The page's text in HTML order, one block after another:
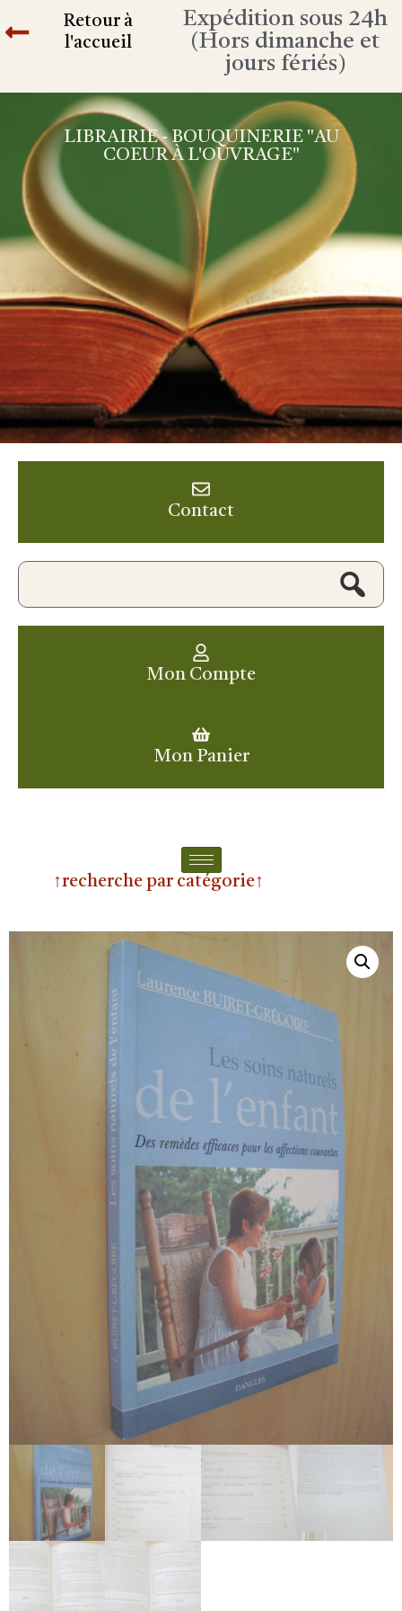
Retour à
l'accueil
Expédition sous 24h
(Hors dimanche et
jours fériés)
LIBRAIRIE - BOUQUINERIE "AU
COEUR À L'OUVRAGE"
Contact
Mon Compte
Mon Panier
↑recherche par catégorie↑